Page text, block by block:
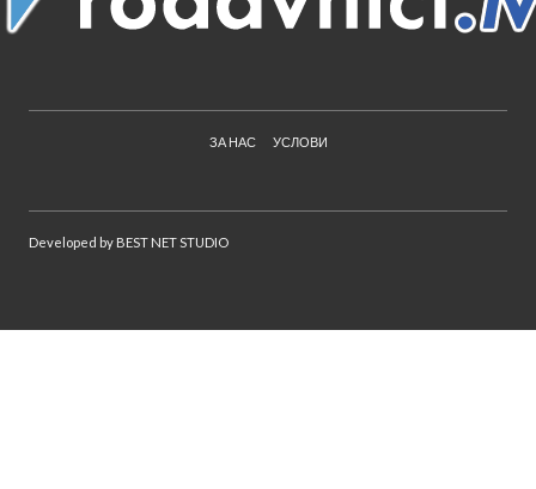
ЗА НАС УСЛОВИ
Developed by BEST NET STUDIO